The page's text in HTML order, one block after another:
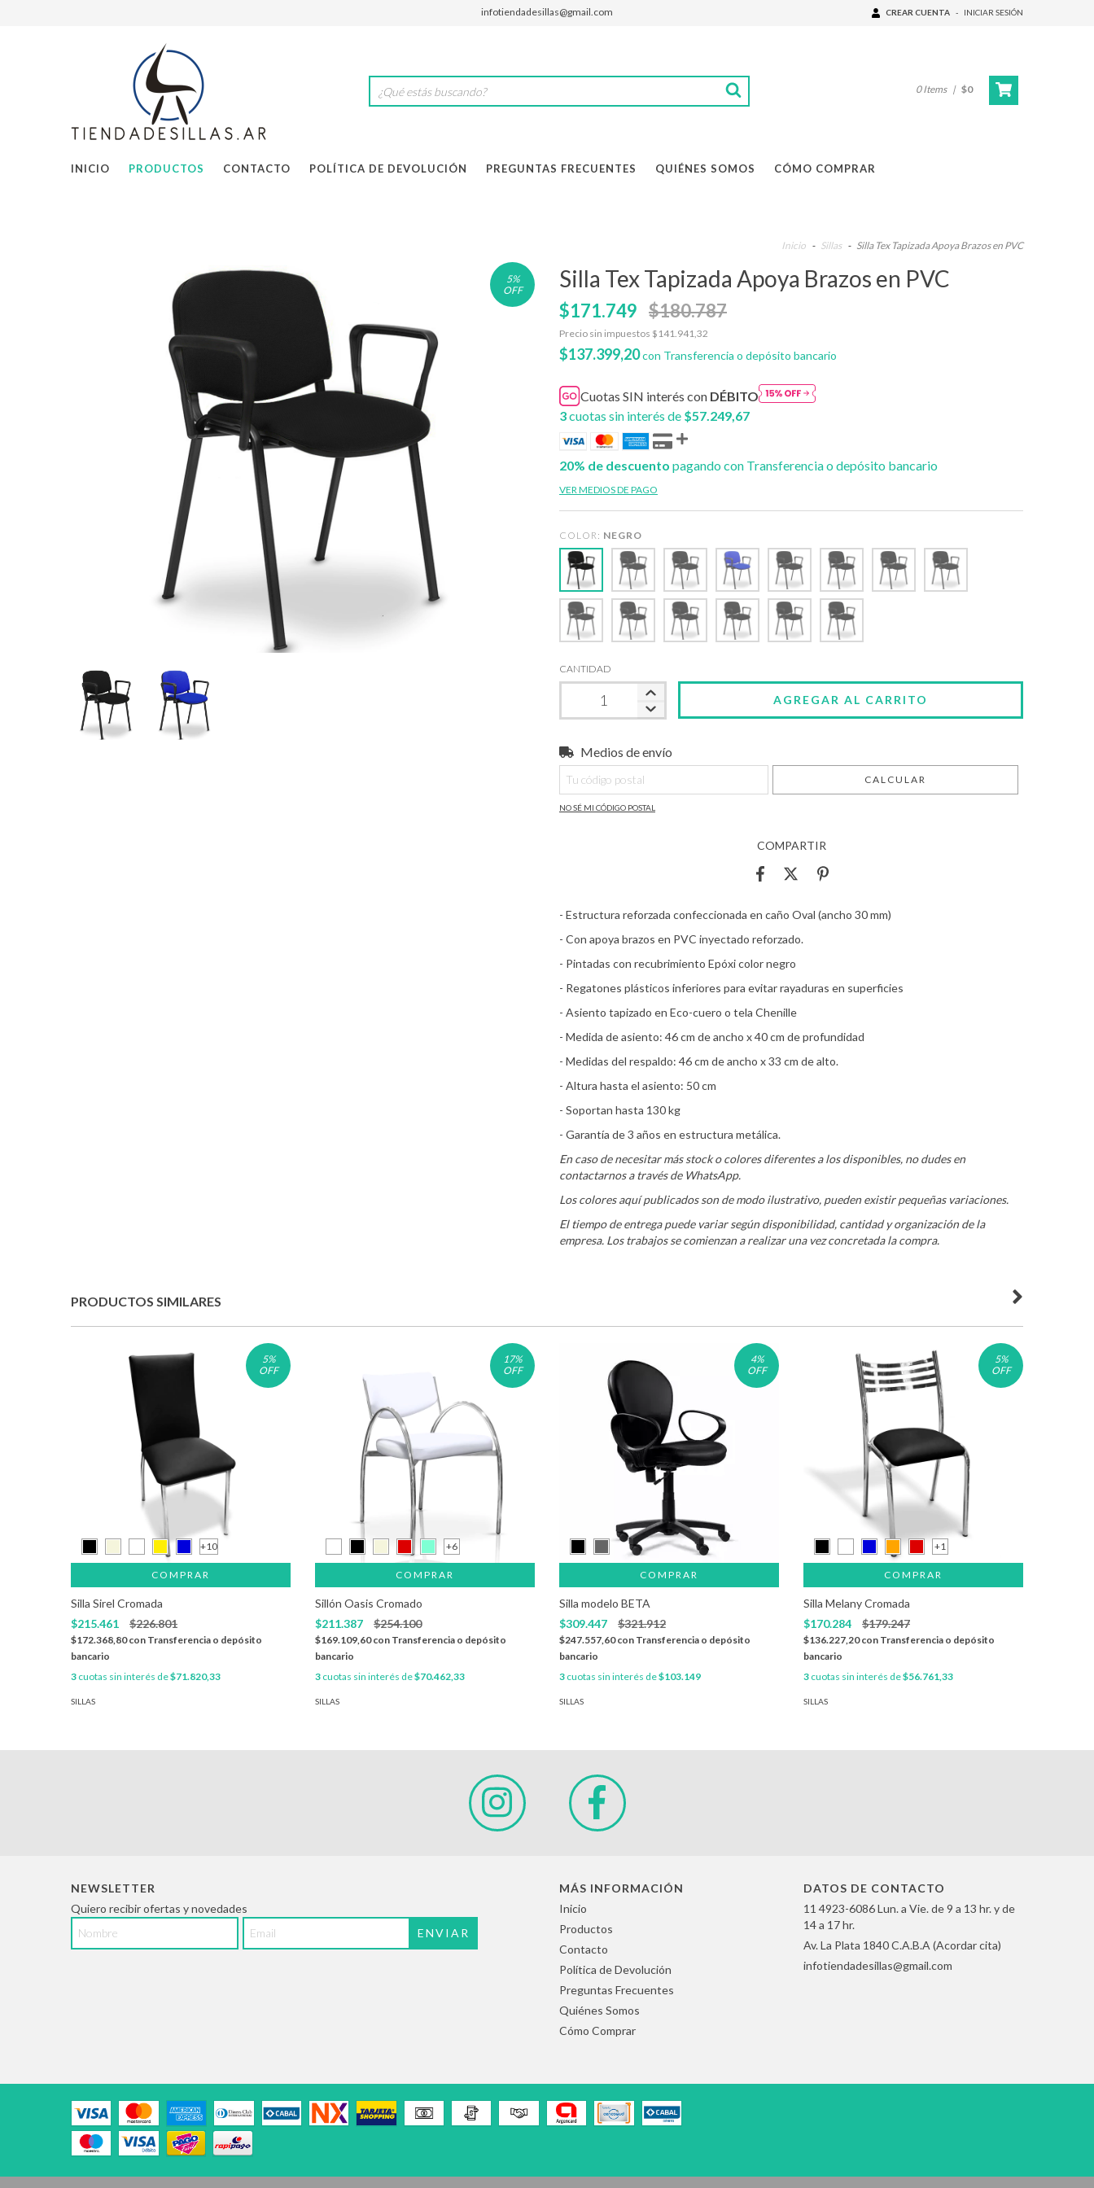
infotiendadesillas@gmail.com CREAR CUENTA - INICIAR SESIÓN
0Items | $0
INICIO PRODUCTOS CONTACTO POLÍTICA DE DEVOLUCIÓN PREGUNTAS FRECUENTES QUIÉNES SOMOS CÓMO COMPRAR
Inicio - Sillas - Silla Tex Tapizada Apoya Brazos en PVC
5%
OFF
Silla Tex Tapizada Apoya Brazos en PVC
$171.749 $180.787
Precio sin impuestos $141.941,32
$137.399,20con Transferencia o depósito bancario
Cuotas SIN interés con DÉBITO
3cuotas sin interés de $57.249,67
20% de descuento pagando con Transferencia o depósito bancario
VER MEDIOS DE PAGO
COLOR: NEGRO
CANTIDAD
Entregas para el CP:
Medios de envío
CALCULAR
NO SÉ MI CÓDIGO POSTAL
COMPARTIR
- Estructura reforzada confeccionada en caño Oval (ancho 30 mm)
- Con apoya brazos en PVC inyectado reforzado.
- Pintadas con recubrimiento Epóxi color negro
- Regatones plásticos inferiores para evitar rayaduras en superficies
- Asiento tapizado en Eco-cuero o tela Chenille
- Medida de asiento: 46 cm de ancho x 40 cm de profundidad
- Medidas del respaldo: 46 cm de ancho x 33 cm de alto.
- Altura hasta el asiento: 50 cm
- Soportan hasta 130 kg
- Garantía de 3 años en estructura metálica.
En caso de necesitar más stock o colores diferentes a los disponibles, no dudes en
contactarnos a través de WhatsApp.
Los colores aquí publicados son de modo ilustrativo, pueden existir pequeñas variaciones.
El tiempo de entrega puede variar según disponibilidad, cantidad y organización de la
empresa. Los trabajos se comienzan a realizar una vez concretada la compra.
PRODUCTOS SIMILARES
5%
OFF
+10
COMPRAR
Silla Sirel Cromada
$215.461
$226.801
$172.368,80con Transferencia o depósito
bancario
3 cuotas sin interés de$71.820,33
SILLAS
17%
OFF
+6
COMPRAR
Sillón Oasis Cromado
$211.387
$254.100
$169.109,60con Transferencia o depósito
bancario
3 cuotas sin interés de$70.462,33
SILLAS
4%
OFF
COMPRAR
Silla modelo BETA
$309.447
$321.912
$247.557,60con Transferencia o depósito
bancario
3 cuotas sin interés de$103.149
SILLAS
5%
OFF
+1
COMPRAR
Silla Melany Cromada
$170.284
$179.247
$136.227,20con Transferencia o depósito
bancario
3 cuotas sin interés de$56.761,33
SILLAS
NEWSLETTER
Quiero recibir ofertas y novedades
MÁS INFORMACIÓN
Inicio
Productos
Contacto
Política de Devolución
Preguntas Frecuentes
Quiénes Somos
Cómo Comprar
DATOS DE CONTACTO
11 4923-6086 Lun. a Vie. de 9 a 13 hr. y de
14 a 17 hr.
Av. La Plata 1840 C.A.B.A (Acordar cita)
infotiendadesillas@gmail.com